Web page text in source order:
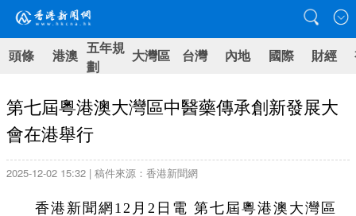
頭條 港澳 五年規
劃
大灣區 台灣 內地 國際 財經
第七屆粵港澳大灣區中醫藥傳承創新發展大
會在港舉行
2025-12-02 15:32 | 稿件來源：香港新聞網
香港新聞網12月2日電 第七屆粵港澳大灣區